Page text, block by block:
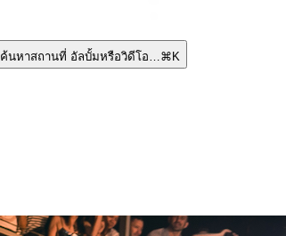
ค้นหาสถานที่ อัลบั้มหรือวิดีโอ…⌘K